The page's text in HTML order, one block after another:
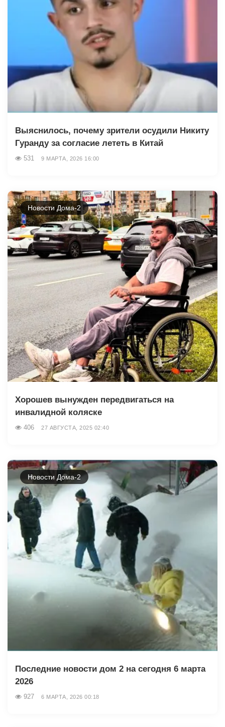
Выяснилось, почему зрители осудили Никиту
Гуранду за согласие лететь в Китай
531 9 МАРТА, 2026 16:00
Новости Дома-2
Хорошев вынужден передвигаться на
инвалидной коляске
406 27 АВГУСТА, 2025 02:40
Новости Дома-2
Последние новости дом 2 на сегодня 6 марта
2026
927 6 МАРТА, 2026 00:18